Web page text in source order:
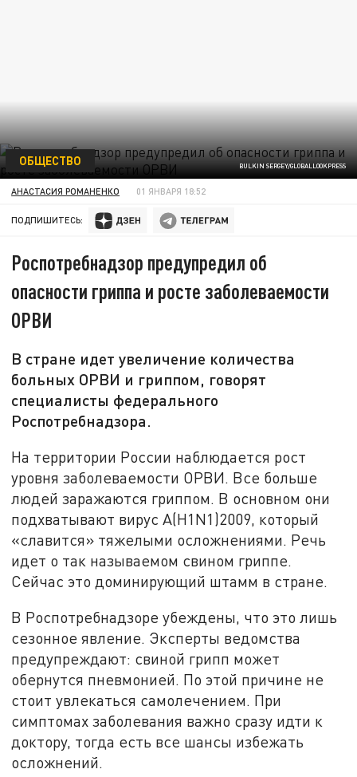
BULKIN SERGEY/GLOBALLOOKPRESS
ОБЩЕСТВО
АНАСТАСИЯ РОМАНЕНКО 01 ЯНВАРЯ 18:52
ПОДПИШИТЕСЬ:
Роспотребнадзор предупредил об
опасности гриппа и росте заболеваемости
ОРВИ
В стране идет увеличение количества
больных ОРВИ и гриппом, говорят
специалисты федерального
Роспотребнадзора.
На территории России наблюдается рост
уровня заболеваемости ОРВИ. Все больше
людей заражаются гриппом. В основном они
подхватывают вирус A(H1N1)2009, который
«славится» тяжелыми осложнениями. Речь
идет о так называемом свином гриппе.
Сейчас это доминирующий штамм в стране.
В Роспотребнадзоре убеждены, что это лишь
сезонное явление. Эксперты ведомства
предупреждают: свиной грипп может
обернутся пневмонией. По этой причине не
стоит увлекаться самолечением. При
симптомах заболевания важно сразу идти к
доктору, тогда есть все шансы избежать
осложнений.